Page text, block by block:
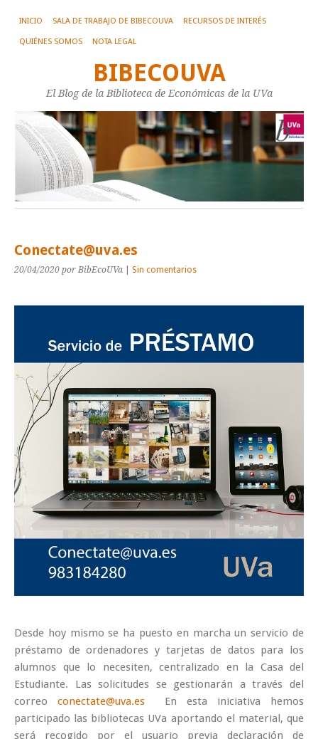
INICIO SALA DE TRABAJO DE BIBECOUVA RECURSOS DE INTERÉS
QUIÉNES SOMOS NOTA LEGAL
BIBECOUVA
El Blog de la Biblioteca de Económicas de la UVa
Conectate@uva.es
20/04/2020 por BibEcoUVa Sin comentarios
Desde hoy mismo se ha puesto en marcha un servicio de
préstamo de ordenadores y tarjetas de datos para los
alumnos que lo necesiten, centralizado en la Casa del
Estudiante. Las solicitudes se gestionarán a través del
correo conectate@uva.es En esta iniciativa hemos
participado las bibliotecas UVa aportando el material, que
será recogido por el usuario previa declaración de